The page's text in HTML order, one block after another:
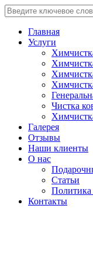
Главная
Услуги
Чистка
Галерея
Отзывы
Наши клиенты
О нас
Статьи
Политика
Контакты